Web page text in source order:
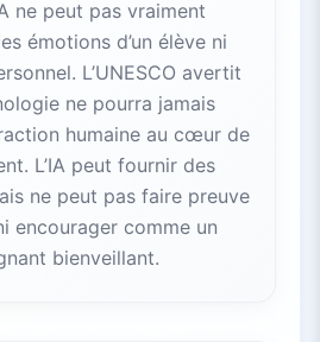
ne peut pas vraiment
émotions d’un élève ni
L’UNESCO avertit
ne pourra jamais
humaine au cœur de
L’IA peut fournir des
ne peut pas faire preuve
encourager comme un
bienveillant.